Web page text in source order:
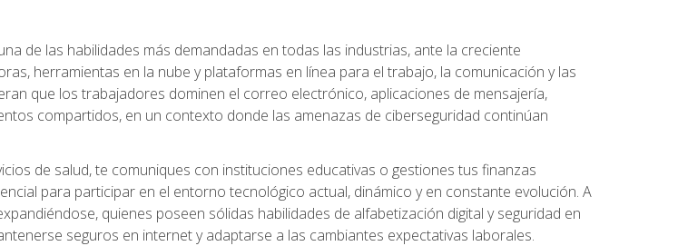
de las habilidades más demandadas en todas las industrias, ante la creciente
herramientas en la nube y plataformas en línea para el trabajo, la comunicación y las
que los trabajadores dominen el correo electrónico, aplicaciones de mensajería,
compartidos, en un contexto donde las amenazas de ciberseguridad continúan
de salud, te comuniques con instituciones educativas o gestiones tus finanzas
para participar en el entorno tecnológico actual, dinámico y en constante evolución. A
quienes poseen sólidas habilidades de alfabetización digital y seguridad en
seguros en internet y adaptarse a las cambiantes expectativas laborales.